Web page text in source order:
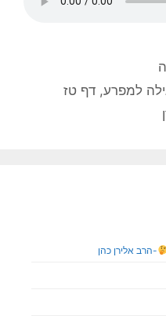
למפרע, דף טז
-הרב אלירן כהן